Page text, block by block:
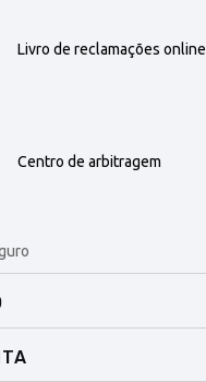
Livro de reclamações online
Centro de arbitragem